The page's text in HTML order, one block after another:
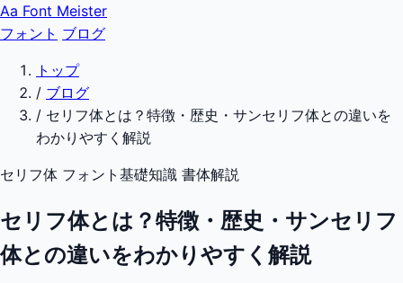
Aa Font Meister
フォント ブログ
トップ
/ ブログ
/ セリフ体とは？特徴・歴史・サンセリフ体との違いを
わかりやすく解説
セリフ体 フォント基礎知識 書体解説
セリフ体とは？特徴・歴史・サンセリフ
体との違いをわかりやすく解説